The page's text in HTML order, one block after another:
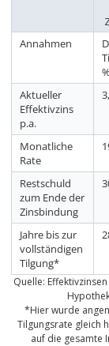
Quelle:
*Hier wurde
Tilgungsrate gleich
auf die gesamte
Annahmen
Aktueller
Effektivzins
p.a.
Monatliche
Rate
Restschuld
zum Ende der
Zinsbindung
Jahre bis zur
vollständigen
Tilgung*